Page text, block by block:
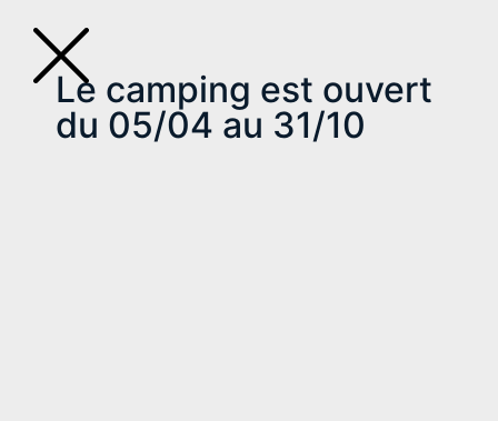
Le camping est ouvert
du 05/04 au 31/10